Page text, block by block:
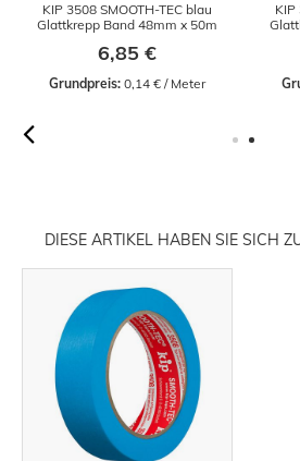
KIP 3508 SMOOTH-TEC blau
Glattkrepp Band 48mm x 50m
6,85 €
Grundpreis: 0,14 € / Meter
KIP
DIESE ARTIKEL HABEN SIE SICH